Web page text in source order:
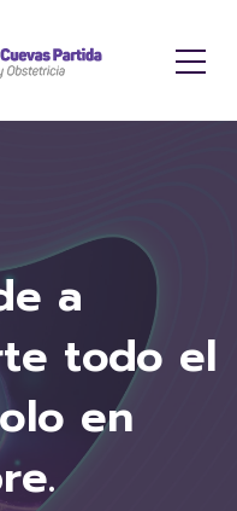
a
todo el
en